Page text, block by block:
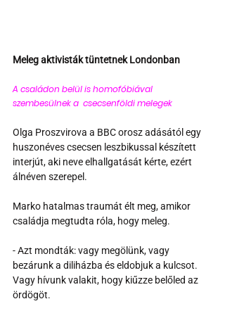
Meleg aktivisták tüntetnek Londonban
A családon belül is homofóbiával
szembesülnek a  csecsenföldi melegek
Olga Proszvirova a BBC orosz adásától egy
huszonéves csecsen leszbikussal készített
interjút, aki neve elhallgatását kérte, ezért
álnéven szerepel.
Marko hatalmas traumát élt meg, amikor
családja megtudta róla, hogy meleg.
- Azt mondták: vagy megölünk, vagy
bezárunk a diliházba és eldobjuk a kulcsot.
Vagy hívunk valakit, hogy kiűzze belőled az
ördögöt.